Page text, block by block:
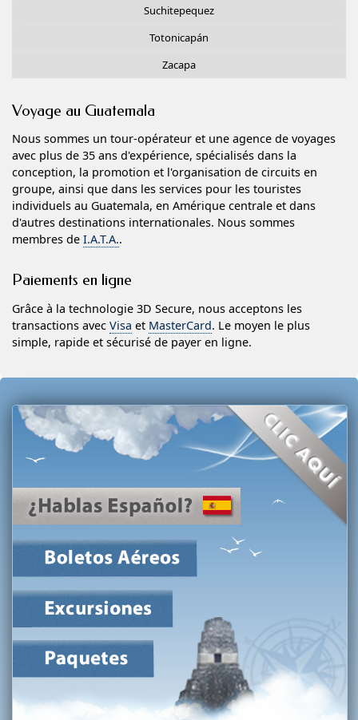
Suchitepequez
Totonicapán
Zacapa
Voyage au Guatemala
Nous sommes un tour-opérateur et une agence de voyages
avec plus de 35 ans d'expérience, spécialisés dans la
conception, la promotion et l'organisation de circuits en
groupe, ainsi que dans les services pour les touristes
individuels au Guatemala, en Amérique centrale et dans
d'autres destinations internationales. Nous sommes
membres de I.A.T.A..
Paiements en ligne
Grâce à la technologie 3D Secure, nous acceptons les
transactions avec Visa et MasterCard. Le moyen le plus
simple, rapide et sécurisé de payer en ligne.